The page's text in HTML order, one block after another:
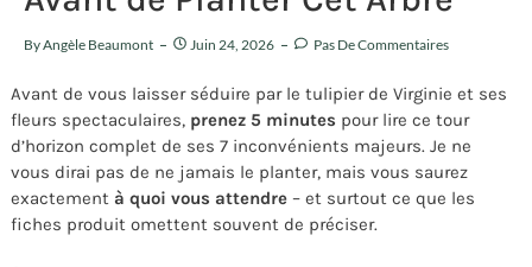
ByAngèle Beaumont Juin 24, 2026 Pas De Commentaires
Avant de vous laisser séduire par le tulipier de Virginie et ses
fleurs spectaculaires, prenez 5 minutes pour lire ce tour
d’horizon complet de ses 7 inconvénients majeurs. Je ne
vous dirai pas de ne jamais le planter, mais vous saurez
exactement à quoi vous attendre – et surtout ce que les
fiches produit omettent souvent de préciser.